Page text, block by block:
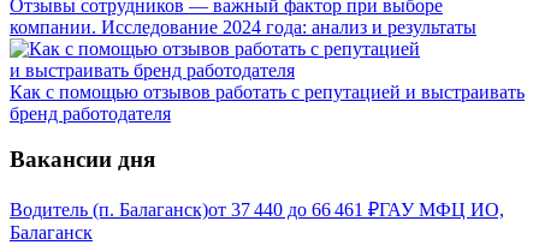
Отзывы сотрудников — важный фактор при выборе
компании. Исследование 2024 года: анализ и результаты
Как с помощью отзывов работать с репутацией и выстраивать
бренд работодателя
Вакансии дня
Водитель (п. Балаганск)от 37 440 до 66 461 ₽ГАУ МФЦ ИО,
Балаганск